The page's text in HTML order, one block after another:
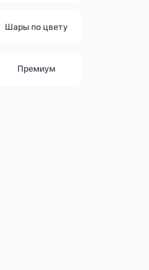
Шары по цвету
Премиум